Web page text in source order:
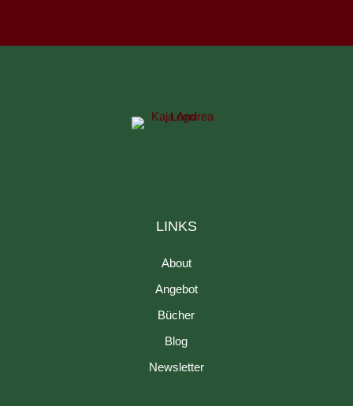
LINKS
About
Angebot
Bücher
Blog
Newsletter